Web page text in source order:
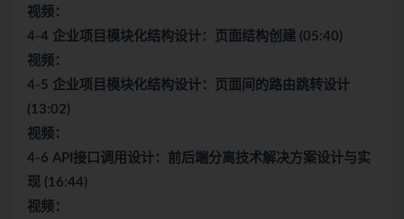
视频：
4-4 企业项目模块化结构设计：页面结构创建 (05:40)
视频：
4-5 企业项目模块化结构设计：页面间的路由跳转设计
(13:02)
视频：
4-6 API接口调用设计：前后端分离技术解决方案设计与实
现 (16:44)
视频：